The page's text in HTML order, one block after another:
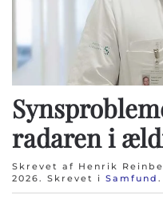
radaren i
Skrevet af Henrik
2026. Skrevet i Samfund .